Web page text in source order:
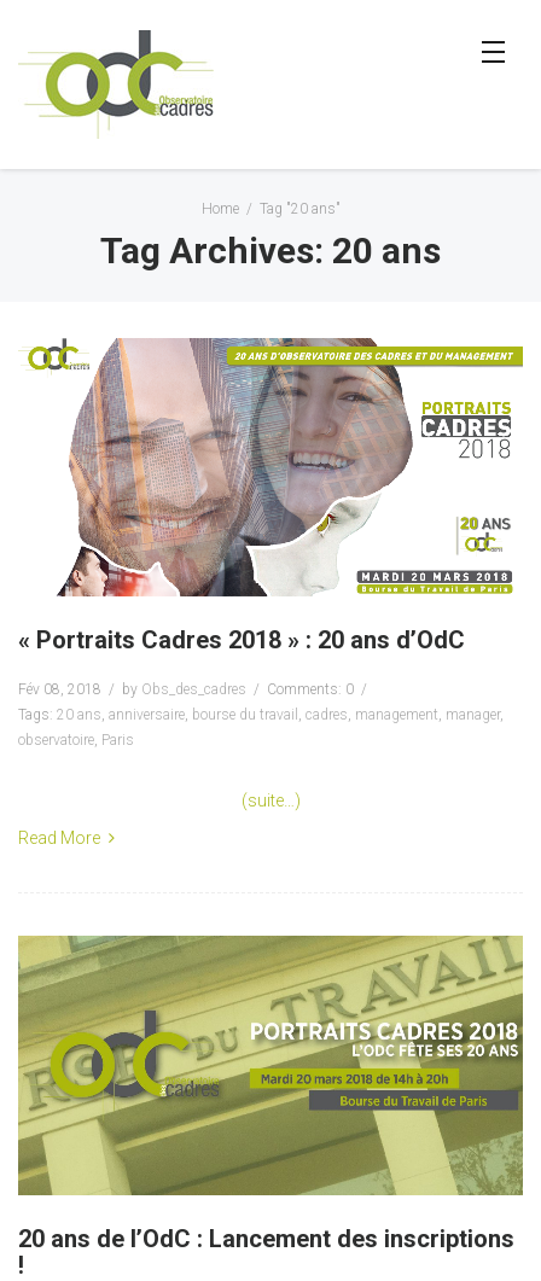
Home / Tag "20 ans"
Tag Archives: 20 ans
« Portraits Cadres 2018 » : 20 ans d’OdC
Fév 08, 2018 by Obs_des_cadres
Comments: 0
Tags: 20 ans, anniversaire, bourse du travail , cadres, management, manager,
observatoire, Paris
(suite…)
Read More
20 ans de l’OdC : Lancement des inscriptions
!